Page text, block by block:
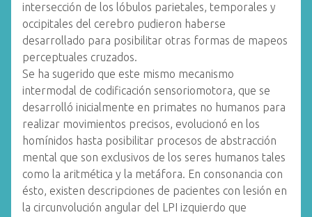
intersección de los lóbulos parietales, temporales y
occipitales del cerebro pudieron haberse
desarrollado para posibilitar otras formas de mapeos
perceptuales cruzados.
Se ha sugerido que este mismo mecanismo
intermodal de codificación sensoriomotora, que se
desarrolló inicialmente en primates no humanos para
realizar movimientos precisos, evolucionó en los
homínidos hasta posibilitar procesos de abstracción
mental que son exclusivos de los seres humanos tales
como la aritmética y la metáfora. En consonancia con
ésto, existen descripciones de pacientes con lesión en
la circunvolución angular del LPI izquierdo que